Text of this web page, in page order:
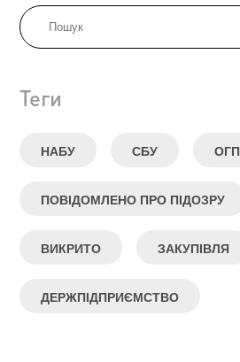
Теги
НАБУ СБУ ОГП
ПОВІДОМЛЕНО ПРО ПІДОЗРУ
ВИКРИТО ЗАКУПІВЛЯ
ДЕРЖПІДПРИЄМСТВО